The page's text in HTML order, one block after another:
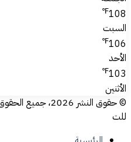
108
℉
السبت
106
℉
الأحد
103
℉
الأثنين
© حقوق النشر 2026، جميع الحقوق محفوظة |
للت